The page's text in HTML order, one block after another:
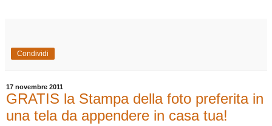
Condividi
17 novembre 2011
GRATIS la Stampa della foto preferita in
una tela da appendere in casa tua!